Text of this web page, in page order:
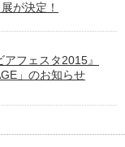
が決定！
フェスタ2015』
」のお知らせ